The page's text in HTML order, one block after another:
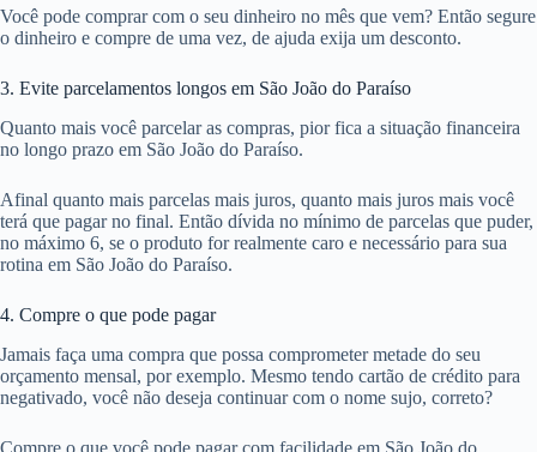
Você pode comprar com o seu dinheiro no mês que vem? Então segure
o dinheiro e compre de uma vez, de ajuda exija um desconto.
3. Evite parcelamentos longos em São João do Paraíso
Quanto mais você parcelar as compras, pior fica a situação financeira
no longo prazo em São João do Paraíso.
Afinal quanto mais parcelas mais juros, quanto mais juros mais você
terá que pagar no final. Então dívida no mínimo de parcelas que puder,
no máximo 6, se o produto for realmente caro e necessário para sua
rotina em São João do Paraíso.
4. Compre o que pode pagar
Jamais faça uma compra que possa comprometer metade do seu
orçamento mensal, por exemplo. Mesmo tendo cartão de crédito para
negativado, você não deseja continuar com o nome sujo, correto?
Compre o que você pode pagar com facilidade em São João do